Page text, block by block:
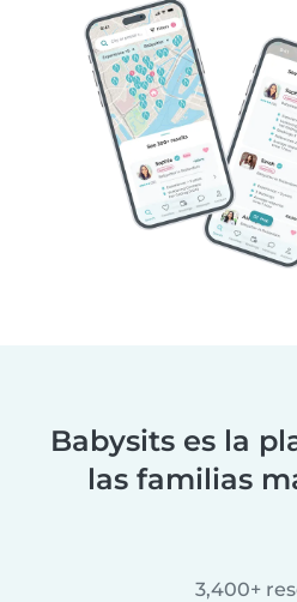
Babysits es la
las familias
3,400+